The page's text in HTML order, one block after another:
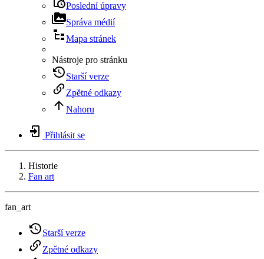
Poslední úpravy
Správa médií
Mapa stránek
Nástroje pro stránku
Starší verze
Zpětné odkazy
Nahoru
Přihlásit se
Historie
Fan art
fan_art
Starší verze
Zpětné odkazy